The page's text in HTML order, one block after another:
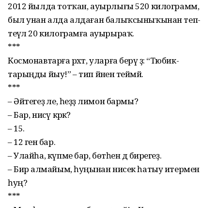
2012 йылда тотҡан, ауырлығы 520 килограмм,
был унан алда алдаған балыҡсы­ныҡы­нан теп-
теүәл 20 кило­грам­ға ауырыраҡ.
***
Космонавтарға рәхәт, уларға берәү ҙә: “Тюбик­
тарыңды йыу!” – тип йәненә теймәй.
***
– Әйтегеҙ әле, һеҙҙә лимон бармы?
– Бар, нисәү кәрәк?
– 15.
– 12 генә бар.
– Улайһа, күпме бар, бөтәһен дә бирегеҙ.
– Бирә алмайым, һуңы­нан нисек һатыу итермен
һуң?
***